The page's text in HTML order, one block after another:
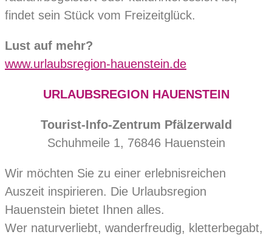
findet sein Stück vom Freizeitglück.
Lust auf mehr?
www.urlaubsregion-hauenstein.de
URLAUBSREGION HAUENSTEIN
Tourist-Info-Zentrum Pfälzerwald
Schuhmeile 1, 76846 Hauenstein
Wir möchten Sie zu einer erlebnisreichen
Auszeit inspirieren. Die Urlaubsregion
Hauenstein bietet Ihnen alles.
Wer naturverliebt, wanderfreudig, kletterbegabt,